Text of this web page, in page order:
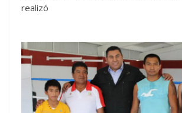
realizó